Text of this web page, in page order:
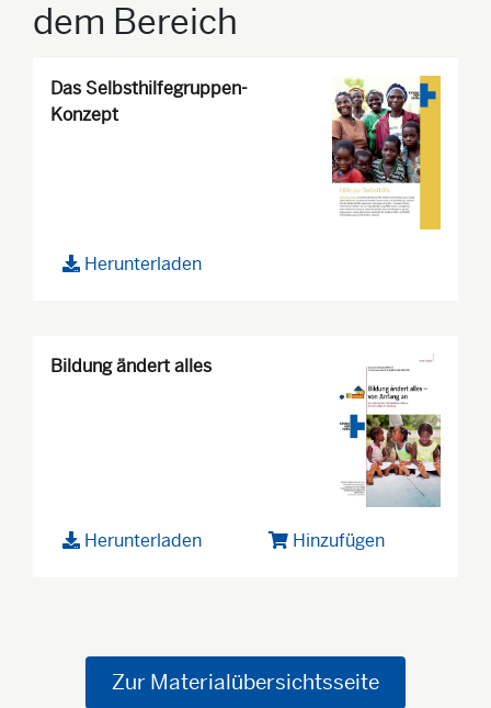
dem Bereich
Das Selbsthilfegruppen-
Konzept
Herunterladen
Bildung ändert alles
Herunterladen Hinzufügen
Zur Materialübersichtsseite